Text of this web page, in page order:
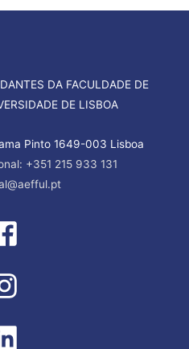
DA FACULDADE DE
DE LISBOA
Pinto 1649-003 Lisboa
+351 215 933 131